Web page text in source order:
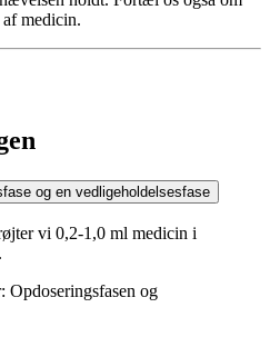
medicin.
og en vedligeholdelsesfase
vi 0,2-1,0 ml medicin i
Opdoseringsfasen og